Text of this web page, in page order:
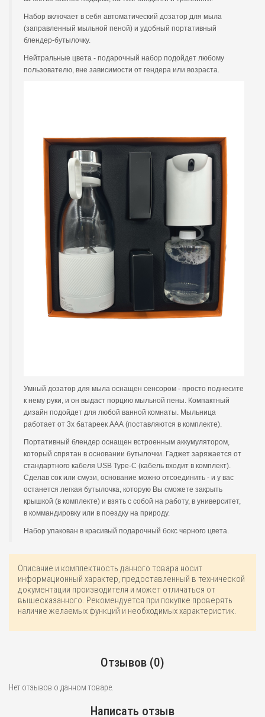
Набор включает в себя автоматический дозатор для мыла
(заправленный мыльной пеной) и удобный портативный
блендер-бутылочку.
Нейтральные цвета - подарочный набор подойдет любому
пользователю, вне зависимости от гендера или возраста.
Умный дозатор для мыла оснащен сенсором - просто поднесите
к нему руки, и он выдаст порцию мыльной пены. Компактный
дизайн подойдет для любой ванной комнаты. Мыльница
работает от 3х батареек ААА (поставляются в комплекте).
Портативный блендер оснащен встроенным аккумулятором,
который спрятан в основании бутылочки. Гаджет заряжается от
стандартного кабеля USB Type-C (кабель входит в комплект).
Сделав сок или смузи, основание можно отсоединить - и у вас
останется легкая бутылочка, которую Вы сможете закрыть
крышкой (в комплекте) и взять с собой на работу, в университет,
в коммандировку или в поездку на природу.
Набор упакован в красивый подарочный бокс черного цвета.
Описание и комплектность данного товара носит
информационный характер, предоставленный в технической
документации производителя и может отличаться от
вышесказанного. Рекомендуется при покупке проверять
наличие желаемых функций и необходимых характеристик.
Отзывов (0)
Нет отзывов о данном товаре.
Написать отзыв